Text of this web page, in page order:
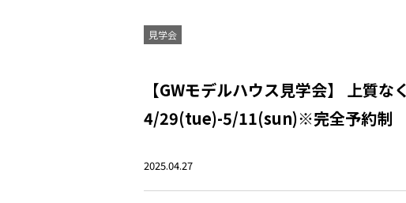
見学会
【GWモデルハウス見学会】 上
4/29(tue)-5/11(sun)※完全予約制
2025.04.27